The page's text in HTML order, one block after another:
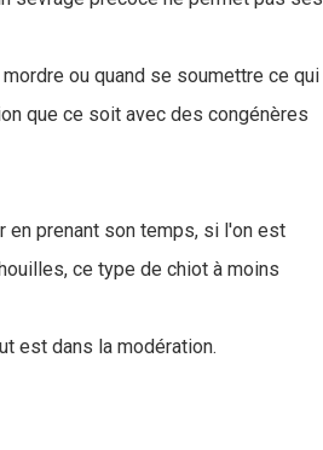
ou quand se soumettre ce qui
que ce soit avec des congénères
en prenant son temps, si l'on est
ce type de chiot à moins
est dans la modération.